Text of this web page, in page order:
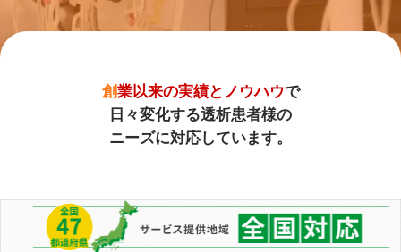
創業以来の実績とノウハウで
日々変化する透析患者様の
ニーズに対応しています。